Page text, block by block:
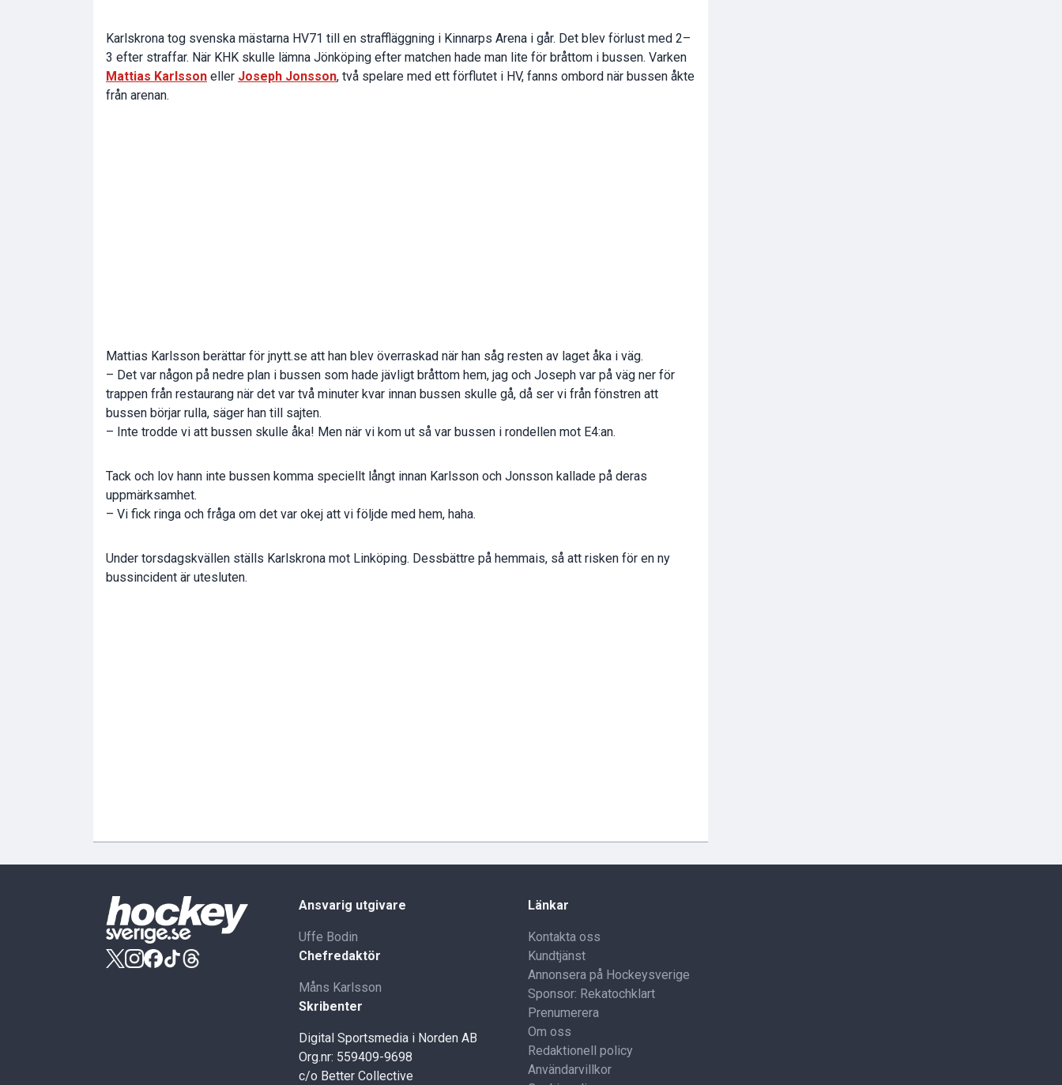
Karlskrona tog svenska mästarna HV71 till en straffläggning i Kinnarps Arena i går. Det blev förlust med 2–
3 efter straffar. När KHK skulle lämna Jönköping efter matchen hade man lite för bråttom i bussen. Varken
Mattias Karlsson eller Joseph Jonsson, två spelare med ett förflutet i HV, fanns ombord när bussen åkte
från arenan.
Mattias Karlsson berättar för jnytt.se att han blev överraskad när han såg resten av laget åka i väg.
– Det var någon på nedre plan i bussen som hade jävligt bråttom hem, jag och Joseph var på väg ner för
trappen från restaurang när det var två minuter kvar innan bussen skulle gå, då ser vi från fönstren att
bussen börjar rulla, säger han till sajten.
– Inte trodde vi att bussen skulle åka! Men när vi kom ut så var bussen i rondellen mot E4:an.
Tack och lov hann inte bussen komma speciellt långt innan Karlsson och Jonsson kallade på deras
uppmärksamhet.
– Vi fick ringa och fråga om det var okej att vi följde med hem, haha.
Under torsdagskvällen ställs Karlskrona mot Linköping. Dessbättre på hemmais, så att risken för en ny
bussincident är utesluten.
Ansvarig utgivare
Uffe Bodin
Chefredaktör
Måns Karlsson
Skribenter
Digital Sportsmedia i Norden AB
Org.nr: 559409-9698
c/o Better Collective
Länkar
Kontakta oss
Kundtjänst
Annonsera på Hockeysverige
Sponsor: Rekatochklart
Prenumerera
Om oss
Redaktionell policy
Användarvillkor